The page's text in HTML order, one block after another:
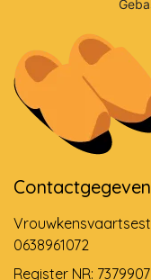
0638961072
Register NR: